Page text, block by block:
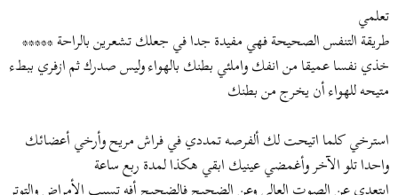
تعلمي
طريقة التنفس الصحيحة فهي مفيدة جدا في جعلك تشعرين بالراحة *****
خذي نفسا عميقا من انفك واملئي بطنك بالهواء وليس صدرك ثم ازفري ببطء
متيحه للهواء أن يخرج من بطنك
استرخي كلما اتيحت لك ألفرصه تمددي في فراش مريح وأرخي أعضائك
واحدا تلو الآخر وأغمضي عينيك ابقي هكذا لمدة ربع ساعة